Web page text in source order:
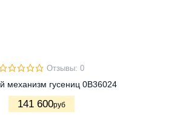
Отзывы: 0
механизм гусениц 0B36024
141 600руб